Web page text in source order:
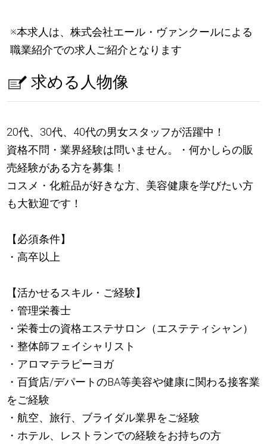
※本求人は、株式会社エール・ヴァンクールによる
職業紹介での求人ご紹介となります
求める人物像
20代、30代、40代の男女スタッフが活躍中！
資格不問・業界経験は問いません。・何かしらの販
売経験がある方を募集！
コスメ・化粧品が好きな方、美容健康を学びたい方
も大歓迎です！
【必須条件】
・高卒以上
【活かせるスキル・ご経験】
・管理栄養士
・栄養士の資格エステサロン（エステティシャン）
・整体師フェイシャリスト
・アロマテラピーヨガ
・百貨店/デパートのBA等美容や健康に関わる接客業
をご経験
・航空、旅行、ブライダル業界をご経験
・ホテル、レストランでの経験をお持ちの方